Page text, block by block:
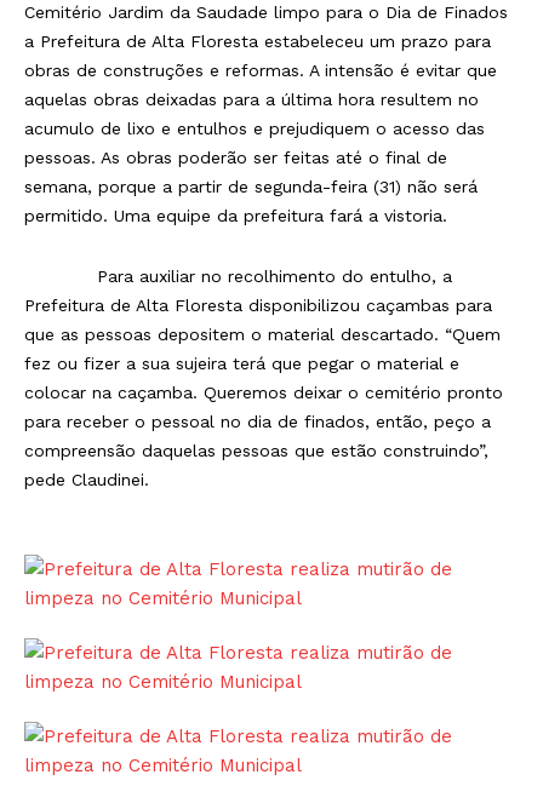
Cemitério Jardim da Saudade limpo para o Dia de Finados
a Prefeitura de Alta Floresta estabeleceu um prazo para
obras de construções e reformas. A intensão é evitar que
aquelas obras deixadas para a última hora resultem no
acumulo de lixo e entulhos e prejudiquem o acesso das
pessoas. As obras poderão ser feitas até o final de
semana, porque a partir de segunda-feira (31) não será
permitido. Uma equipe da prefeitura fará a vistoria.
Para auxiliar no recolhimento do entulho, a
Prefeitura de Alta Floresta disponibilizou caçambas para
que as pessoas depositem o material descartado. “Quem
fez ou fizer a sua sujeira terá que pegar o material e
colocar na caçamba. Queremos deixar o cemitério pronto
para receber o pessoal no dia de finados, então, peço a
compreensão daquelas pessoas que estão construindo”,
pede Claudinei.